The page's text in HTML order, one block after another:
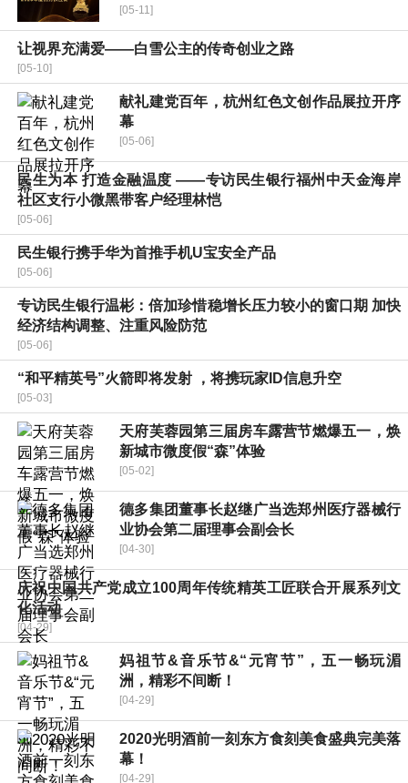
[05-11]
让视界充满爱——白雪公主的传奇创业之路
[05-10]
献礼建党百年，杭州红色文创作品展拉开序
幕
[05-06]
民生为本 打造金融温度 ——专访民生银行福州中天金海岸
社区支行小微黑带客户经理林恺
[05-06]
民生银行携手华为首推手机U宝安全产品
[05-06]
专访民生银行温彬：倍加珍惜稳增长压力较小的窗口期 加快
经济结构调整、注重风险防范
[05-06]
“和平精英号”火箭即将发射 ，将携玩家ID信息升空
[05-03]
天府芙蓉园第三届房车露营节燃爆五一，焕
新城市微度假“森”体验
[05-02]
德多集团董事长赵继广当选郑州医疗器械行
业协会第二届理事会副会长
[04-30]
庆祝中国共产党成立100周年传统精英工匠联合开展系列文
化活动
[04-29]
妈祖节&音乐节&“元宵节”，五一畅玩湄
洲，精彩不间断！
[04-29]
2020光明酒前一刻东方食刻美食盛典完美落
幕！
[04-29]